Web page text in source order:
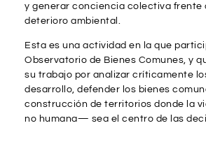
y generar conciencia colectiva frente
deterioro ambiental.
Esta es una actividad en la que
Observatorio de Bienes Comunes , y
su trabajo por analizar críticamente
desarrollo, defender los bienes
construcción de territorios donde la
no humana— sea el centro de las